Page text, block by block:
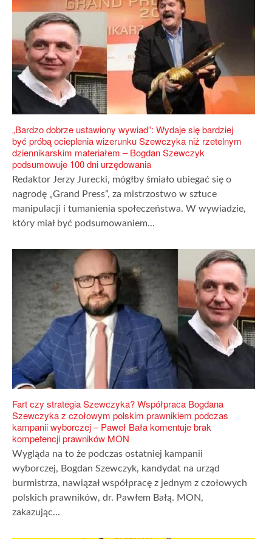
„Bardzo dobrze ustawiony wywiad”: Wydaje się bardziej
być próbą ocieplenia wizerunku Szewczyka niż rzetelnym
dziennikarskim materiałem – Bogdan Szewczyk
podsumowuje 100 dni urzędowania
Redaktor Jerzy Jurecki, mógłby śmiało ubiegać się o
nagrodę „Grand Press”, za mistrzostwo w sztuce
manipulacji i tumanienia społeczeństwa. W wywiadzie,
który miał być podsumowaniem...
Fart czy strategia Szewczyka? Współpraca Bogdana
Szewczyka z czołowym polskim prawnikiem podczas
kampanii wyborczej – Paweł Bała komentuje brak
kompetencji prawników MON
Wygląda na to że podczas ostatniej kampanii
wyborczej, Bogdan Szewczyk, kandydat na urząd
burmistrza, nawiązał współpracę z jednym z czołowych
polskich prawników, dr. Pawłem Bałą. MON,
zakazując...